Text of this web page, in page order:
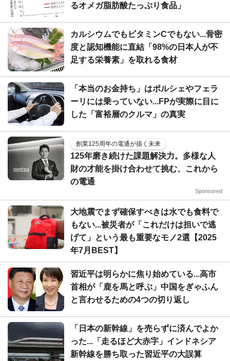
るオメガ脂肪酸たっぷり食品」
カルシウムでもビタミンCでもない...骨密
度と認知機能に直結「98%の日本人が不
足する栄養素」を取れる食材
「本当のお金持ち」はポルシェやフェラ
ーリには乗っていない...FPが実際に目に
した「富裕層のクルマ」の真実
創業125周年の電通が描く未来
125年磨き続けた課題解決力。多様な人
財の才能を掛け合わせて挑む、これから
の電通
Sponsored
大地震でまず確保すべきは水でも食料で
もない...被災者が「これだけは担いで逃
げて」という最も重要なモノ2選【2025
年7月BEST】
習近平は明らかに焦り始めている...高市
首相が「鹿を馬と呼ぶ」中国をぎゃふん
と言わせるための4つの切り返し
「日本の新幹線」を売らずに済んでよか
った...「走るほど大赤字」インドネシア
新幹線を勝ち取った習近平の大誤算